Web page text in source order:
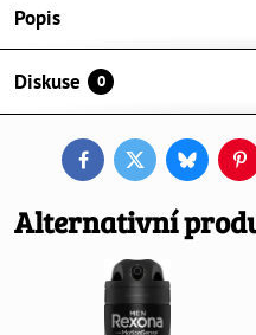
Popis
Diskuse 0
FacebookTwitterBluesky
Alternativní